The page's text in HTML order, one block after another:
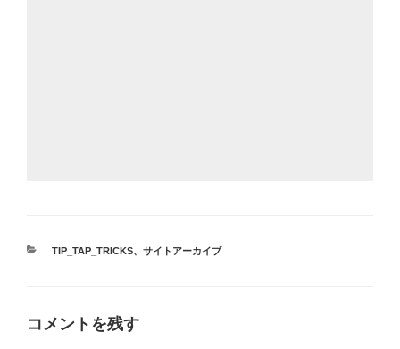
カ
TIP_TAP_TRICKS、 サイトアーカイブ
コメントを残す